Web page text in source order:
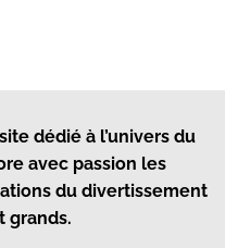
dédié à l’univers du
avec passion les
du divertissement
grands.